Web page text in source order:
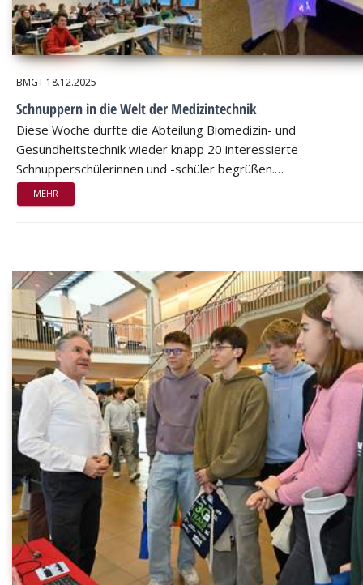
BMGT 18.12.2025
Schnuppern in die Welt der Medizintechnik
Diese Woche durfte die Abteilung Biomedizin- und
Gesundheitstechnik wieder knapp 20 interessierte
Schnupperschülerinnen und -schüler begrüßen.…
MEHR